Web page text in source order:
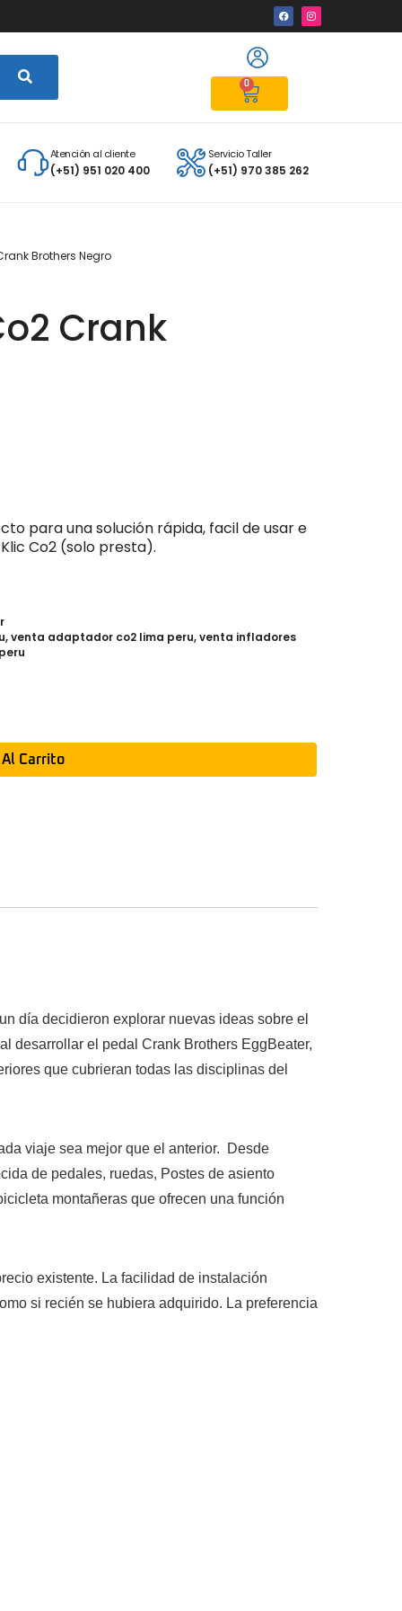
0
Atención al cliente
(+51) 951 020 400
Servicio Taller
(+51) 970 385 262
Brothers Negro
Crank
para una solución rápida, facil de usar e
Co2 (solo presta).
,venta adaptador co2 lima peru,venta infladores
Carrito
día decidieron explorar nuevas ideas sobre el
desarrollar el pedal Crank Brothers EggBeater,
que cubrieran todas las disciplinas del
viaje sea mejor que el anterior. Desde
de pedales, ruedas, Postes de asiento
montañeras que ofrecen una función
existente. La facilidad de instalación
si recién se hubiera adquirido. La preferencia